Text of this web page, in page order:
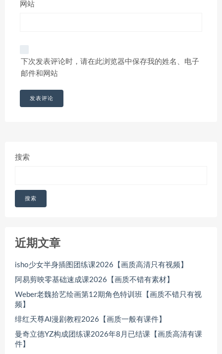
网站
下次发表评论时，请在此浏览器中保存我的姓名、电子
邮件和网站
搜索
搜索
近期文章
isho少女半身插图团练课2026【画质高清只有视频】
阿易剪映零基础速成课2026【画质不错有素材】
Weber老魏拾艺绘画第12期角色特训班【画质不错只有视
频】
绯红天尊AI漫剧教程2026【画质一般有课件】
曼奇立德YZ构成团练课2026年8月已结课【画质高清有课
件】